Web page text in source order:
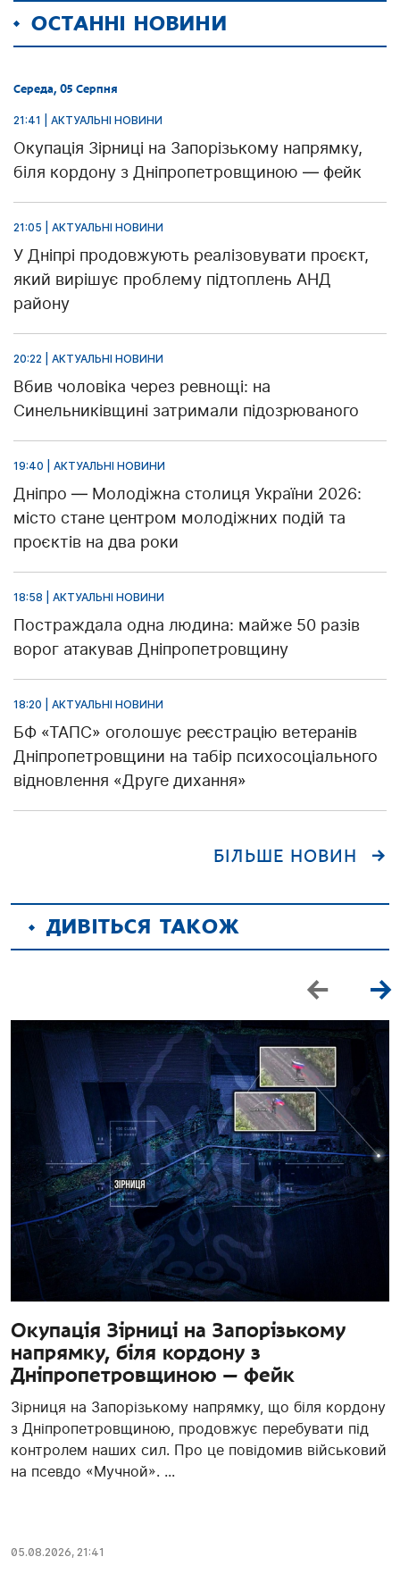
ОСТАННІ НОВИНИ
Середа, 05 Серпня
21:41 | АКТУАЛЬНІ НОВИНИ
Окупація Зірниці на Запорізькому напрямку,
біля кордону з Дніпропетровщиною — фейк
21:05 | АКТУАЛЬНІ НОВИНИ
У Дніпрі продовжують реалізовувати проєкт,
який вирішує проблему підтоплень АНД
району
20:22 | АКТУАЛЬНІ НОВИНИ
Вбив чоловіка через ревнощі: на
Синельниківщині затримали підозрюваного
19:40 | АКТУАЛЬНІ НОВИНИ
Дніпро — Молодіжна столиця України 2026:
місто стане центром молодіжних подій та
проєктів на два роки
18:58 | АКТУАЛЬНІ НОВИНИ
Постраждала одна людина: майже 50 разів
ворог атакував Дніпропетровщину
18:20 | АКТУАЛЬНІ НОВИНИ
БФ «ТАПС» оголошує реєстрацію ветеранів
Дніпропетровщини на табір психосоціального
відновлення «Друге дихання»
БІЛЬШЕ НОВИН
ДИВІТЬСЯ ТАКОЖ
Окупація Зірниці на Запорізькому
напрямку, біля кордону з
Дніпропетровщиною — фейк
Зірниця на Запорізькому напрямку, що біля кордону
з Дніпропетровщиною, продовжує перебувати під
контролем наших сил. Про це повідомив військовий
на псевдо «Мучной». ...
05.08.2026, 21:41